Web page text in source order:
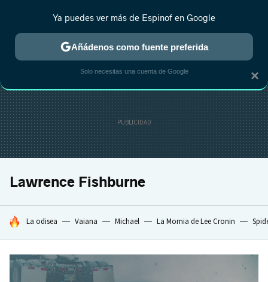
ESTRENOS REALITY ANIME RANKINGS CINE
Lawrence Fishburne
HOY SE HABLA DE
La odisea Vaiana Michael La Momia de Lee Cronin
×
Ya puedes ver más de Espinof en Google
Añádenos como fuente preferida
Solo necesitas una cuenta de Google